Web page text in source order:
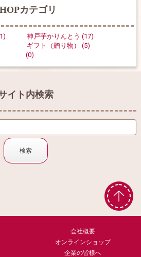
カテゴリ
神戸芋かりんとう (17)
ギフト（贈り物） (5)
(0)
イト内検索
会社概要
オンラインショップ
企業の皆様へ